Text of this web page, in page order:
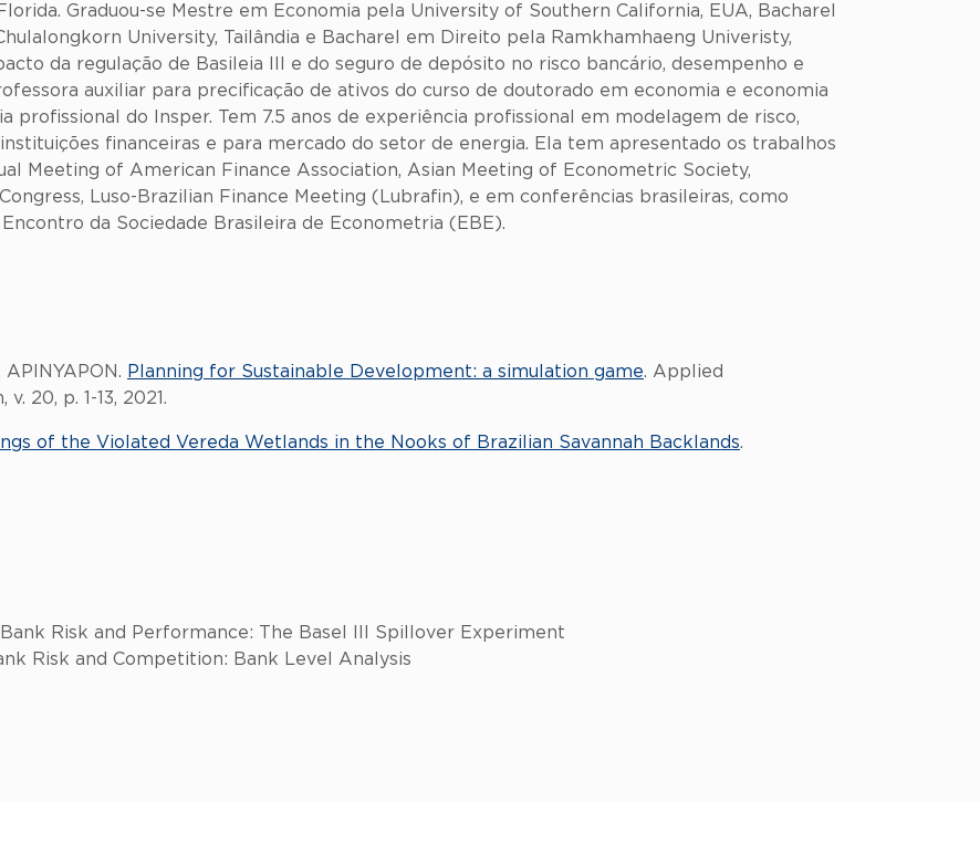
Graduou-se Mestre em Economia pela University of Southern California, EUA, Bacharel
University, Tailândia e Bacharel em Direito pela Ramkhamhaeng Univeristy,
da regulação de Basileia III e do seguro de depósito no risco bancário, desempenho e
auxiliar para precificação de ativos do curso de doutorado em economia e economia
profissional do Insper. Tem 7.5 anos de experiência profissional em modelagem de risco,
financeiras e para mercado do setor de energia. Ela tem apresentado os trabalhos
Meeting of American Finance Association, Asian Meeting of Econometric Society,
Luso-Brazilian Finance Meeting (Lubrafin), e em conferências brasileiras, como
da Sociedade Brasileira de Econometria (EBE).
APINYAPON. Planning for Sustainable Development: a simulation game. Applied
20, p. 1-13, 2021.
of the Violated Vereda Wetlands in the Nooks of Brazilian Savannah Backlands.
Risk and Performance: The Basel III Spillover Experiment
Risk and Competition: Bank Level Analysis